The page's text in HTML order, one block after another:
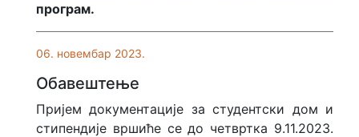
програм.
06. новембар 2023.
Обавештење
Пријем документације за студентски дом и
стипендије вршиће се до четвртка 9.11.2023.